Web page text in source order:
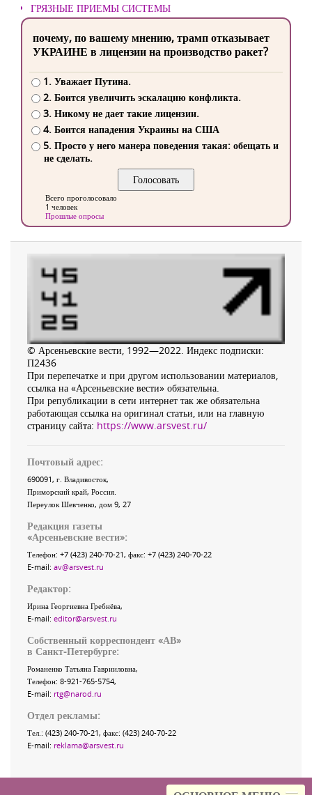
ГРЯЗНЫЕ ПРИЕМЫ СИСТЕМЫ
почему, по вашему мнению, трамп отказывает
УКРАИНЕ в лицензии на производство ракет?
1. Уважает Путина.
2. Боится увеличить эскалацию конфликта.
3. Никому не дает такие лицензии.
4. Боится нападения Украины на США
5. Просто у него манера поведения такая: обещать и
не сделать.
Всего проголосовало
1 человек
Прошлые опросы
© Арсеньевские вести, 1992—2022. Индекс подписки:
П2436
При перепечатке и при другом использовании материалов,
ссылка на «Арсеньевские вести» обязательна.
При републикации в сети интернет так же обязательна
работающая ссылка на оригинал статьи, или на главную
страницу сайта: https://www.arsvest.ru/
Почтовый адрес:
690091, г. Владивосток,
Приморский край, Россия.
Переулок Шевченко, дом 9, 27
Редакция газеты
«Арсеньевские вести»:
Телефон: +7 (423) 240-70-21, факс: +7 (423) 240-70-22
E-mail: av@arsvest.ru
Редактор:
Ирина Георгиевна Гребнёва,
E-mail: editor@arsvest.ru
Собственный корреспондент «АВ»
в Санкт-Петербурге:
Романенко Татьяна Гаврииловна,
Телефон: 8-921-765-5754,
E-mail: rtg@narod.ru
Отдел рекламы:
Тел.: (423) 240-70-21, факс: (423) 240-70-22
E-mail: reklama@arsvest.ru